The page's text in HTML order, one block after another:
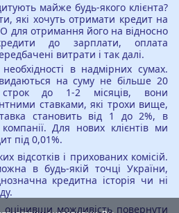
майже будь-якого клієнта?
які хочуть отримати кредит на
для отримання його на відносно
до зарплати, оплата
витрати і так далі.
в надмірних сумах.
на суму не більше 20
до 1-2 місяців, вони
ставками, які трохи вище,
становить від 1 до 2%, в
Для нових клієнтів ми
під 0,01%.
відсотків і прихованих комісій.
в будь-якій точці України,
кредитна історія чи ні
оцінивши можливість повернути